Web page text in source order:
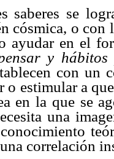
saberes se
cósmica, o con
ayudar en el
y hábitos
con un
o estimular a
en la que se
una
correlación